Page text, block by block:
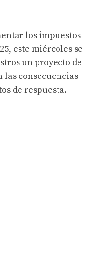
los impuestos
este miércoles se
un proyecto de
las consecuencias
de respuesta.